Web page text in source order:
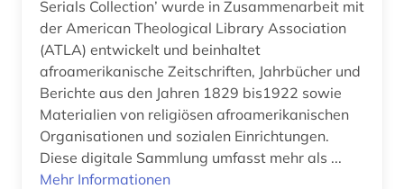
europäische geschichte (2)
europäische kultur (1)
evangelien (1)
Serials Collection’ wurde in Zusammenarbeit mit
der American Theological Library Association
(ATLA) entwickelt und beinhaltet
afroamerikanische Zeitschriften, Jahrbücher und
Berichte aus den Jahren 1829 bis1922 sowie
Materialien von religiösen afroamerikanischen
Organisationen und sozialen Einrichtungen.
Diese digitale Sammlung umfasst mehr als ...
Mehr Informationen